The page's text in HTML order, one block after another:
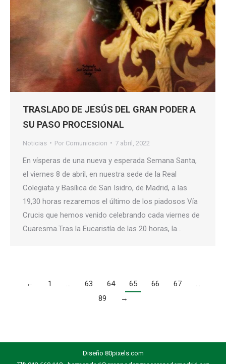
TRASLADO DE JESÚS DEL GRAN PODER A
SU PASO PROCESIONAL
Noticias Por Comunicacion 7 abril, 2022
En vísperas de una nueva y esperada Semana Santa,
el viernes 8 de abril, en nuestra sede de la Real
Colegiata y Basílica de San Isidro, de Madrid, a las
19,30 horas rezaremos el último de los piadosos Vía
Crucis que hemos venido celebrando cada viernes de
Cuaresma.Tras la Eucaristía de las 20 horas, la…
← 1 … 63 64 65 66 67
…
89
→
Diseño 80pixels.com